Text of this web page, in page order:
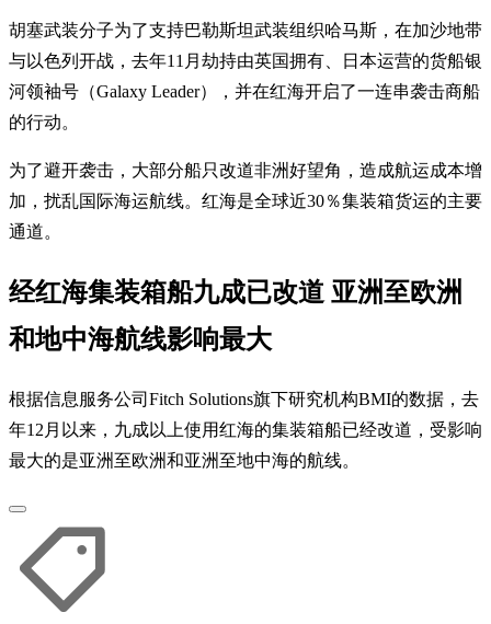
胡塞武装分子为了支持巴勒斯坦武装组织哈马斯，在加沙地带
与以色列开战，去年11月劫持由英国拥有、日本运营的货船银
河领袖号（Galaxy Leader），并在红海开启了一连串袭击商船
的行动。
为了避开袭击，大部分船只改道非洲好望角，造成航运成本增
加，扰乱国际海运航线。红海是全球近30％集装箱货运的主要
通道。
经红海集装箱船九成已改道 亚洲至欧洲
和地中海航线影响最大
根据信息服务公司Fitch Solutions旗下研究机构BMI的数据，去
年12月以来，九成以上使用红海的集装箱船已经改道，受影响
最大的是亚洲至欧洲和亚洲至地中海的航线。